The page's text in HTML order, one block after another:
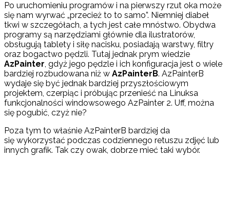
Po uruchomieniu programów i na pierwszy rzut oka może
się nam wyrwać „przecież to to samo”. Niemniej diabeł
tkwi w szczegółach, a tych jest całe mnóstwo. Obydwa
programy są narzędziami głównie dla ilustratorów,
obsługują tablety i siłę nacisku, posiadają warstwy, filtry
oraz bogactwo pędzli. Tutaj jednak prym wiedzie
AzPainter, gdyż jego pędzle i ich konfiguracja jest o wiele
bardziej rozbudowana niż w AzPainterB. AzPainterB
wydaje się być jednak bardziej przyszłościowym
projektem, czerpiąc i próbując przenieść na Linuksa
funkcjonalności windowsowego AzPainter 2. Uff, można
się pogubić, czyż nie?
Poza tym to właśnie AzPainterB bardziej da
się wykorzystać podczas codziennego retuszu zdjęć lub
innych grafik. Tak czy owak, dobrze mieć taki wybór.